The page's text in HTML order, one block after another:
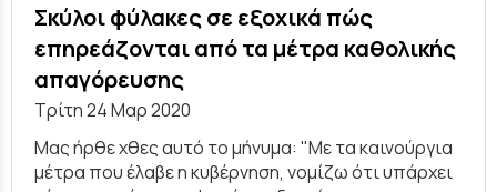
Σκύλοι φύλακες σε εξοχικά πώς
επηρεάζονται από τα μέτρα καθολικής
απαγόρευσης
Τρίτη 24 Μαρ 2020
Μας ήρθε χθες αυτό το μήνυμα: "Με τα καινούργια
μέτρα που έλαβε η κυβέρνηση, νομίζω ότι υπάρχει